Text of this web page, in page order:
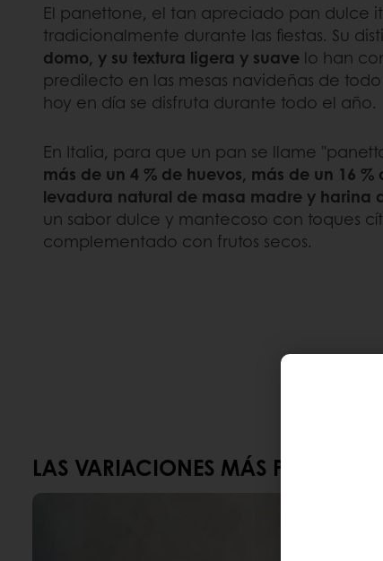
El panettone, el tan apreciado pan dulce
tradicionalmente durante las fiestas. Su
domo, y su textura ligera y suave lo han
predilecto en las mesas navideñas de
hoy en día se disfruta durante todo el año.
En Italia, para que un pan se llame
más de un 4 % de huevos, más de un 16
levadura natural de masa madre y harina
un sabor dulce y mantecoso con toques
complementado con frutos secos.
LAS VARIACIONES MÁS POPULARES